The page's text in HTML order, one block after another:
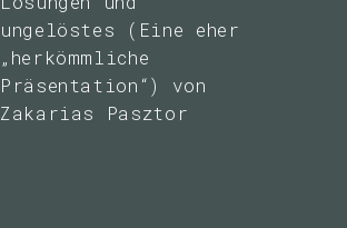
ungelöstes (Eine eher
„herkömmliche
Präsentation“) von
Zakarias Pasztor